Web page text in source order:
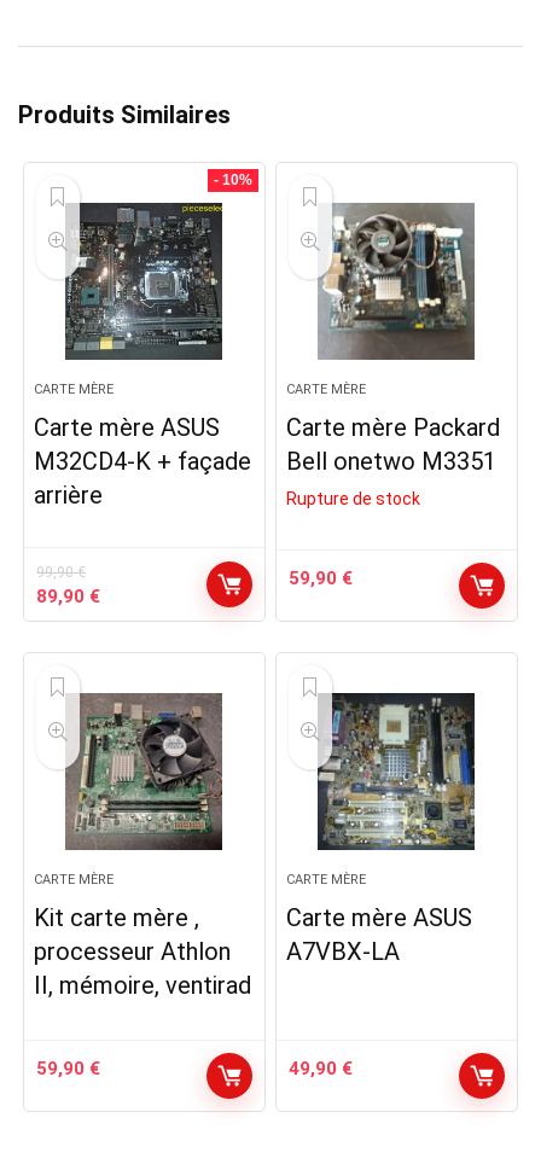
Produits Similaires
- 10%
CARTE MÈRE
Carte mère ASUS
M32CD4-K + façade
arrière
99,90€
Le
prix
99,90 €.
89,90 €Le
prix
89,90 €.
CARTE MÈRE
Carte mère Packard
Bell onetwo M3351
Rupture de stock
59,90 €
CARTE MÈRE
Kit carte mère ,
processeur Athlon
II, mémoire, ventirad
59,90 €
CARTE MÈRE
Carte mère ASUS
A7VBX-LA
49,90 €